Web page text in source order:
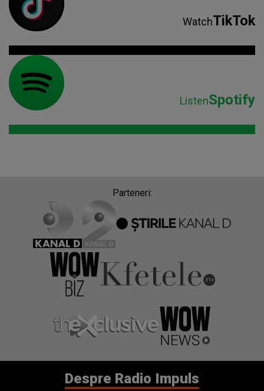
WatchTikTok
ListenSpotify
Parteneri:
Despre Radio Impuls